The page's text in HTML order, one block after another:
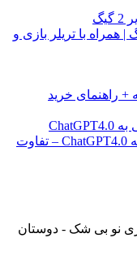
پیشنهادی برای رم زیر ۴ گیگ | همراه با تریلر بازی و
GPT-4 معرفی شد، نحوه دسترسی به ChatGPT4.0 – تفاوت
نو بی شک - دوستان